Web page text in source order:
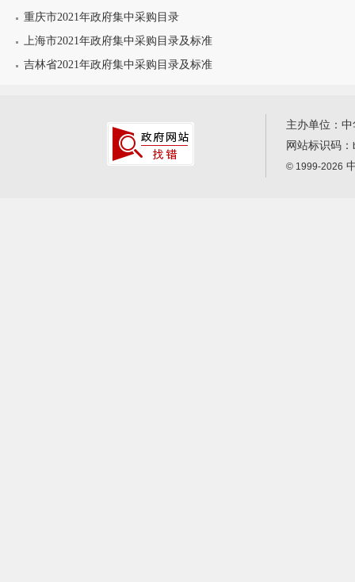
重庆市2021年政府集中采购目录
上海市2021年政府集中采购目录及标准
吉林省2021年政府集中采购目录及标准
主办单位：
网站标识码：
© 1999-2026